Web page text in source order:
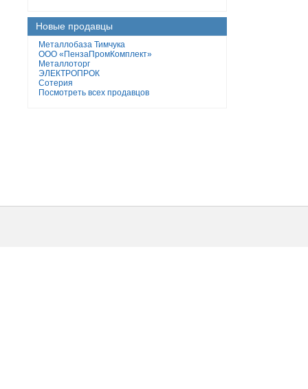
Новые продавцы
Металлобаза Тимчука
ООО «ПензаПромКомплект»
Металлоторг
ЭЛЕКТРОПРОК
Сотерия
Посмотреть всех продавцов